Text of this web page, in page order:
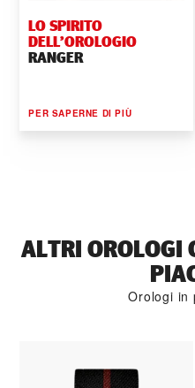
LO SPIRITO
DELL’OROLOGIO
RANGER
PER SAPERNE DI PIÙ
ALTRI OROLOGI
Orologi in